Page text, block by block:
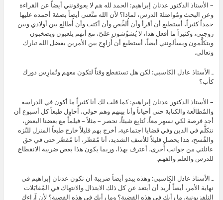
– الأستاذ الدكتور عدنان إبراهيم: الحمد لله هم لا يعوقونني أيضاً عن القراءة
وعن البحث ومُواصَلة الدرس، لماذا؟ لأن الله متَّعني أيضاً بصفة أحمده عليها
حمداً كثيراً، أستطيع أن أقرأ وأن أُلخِّص وأن أكتب وأن أُطالِع بين أولادي وبين
زوجتي، وكثيراً ما أفعل هذا، لا يُشوِّشون علىّ، مع أنهم يلعبون ويصخبون
ويتكلَّمون ويسألونني أيضاً، أستطيع أن أُزاوِج بين الأمرين بفضل الله تبارك
وتعالى.
ـ الأستاذ عادل الكاسبي: لكن هل تستقطع وقتاً لتكون معهم وتُمارِس دورك
كأب؟
– الأستاذ الدكتور عدنان إبراهيم: كما قلت لك أنا كثيراً ما أكون في الدراسة
والمُطالَعة والكتابة حتى أحياناً وأنا بينهم وهم حولي، أُحاوِل طبعاً كل أسبوع أن
أجد فرصة لكي نسهر معاً، نُتابِع شيئاً، نحصر – مثلاً – فيلماً مع بعضنا البعض،
نتكلَّم في الدين وفي قضايا اجتماعية، أخرج بهم قليلاً خارج طبعاً المنزل للنُزه
والفُسح، هذا يحصل قليلاً للأسف الشديد، أنا مُقصِّر، أنا مُقصِّر حتى في حق
عائلتي من جوانب أُخرى، أعترف بهذا، وربما يكون هذا بعض ضريبة الانقطاع
للدرس والعلم والفهم.
ـ الأستاذ عادل الكاسبي: وهذه يبدو أيضاً ضريبة أن تكون عدنان إبراهيم في
نهاية الأمر، أيضاً أُريد أن أبتعد عن كل ذلك الابتذال والانتهاك في المُقابَلات
التلفزيونية، ما رأيك في هذه القضية؟ وما رأيك في هذه القضية؟ لأن آراءك